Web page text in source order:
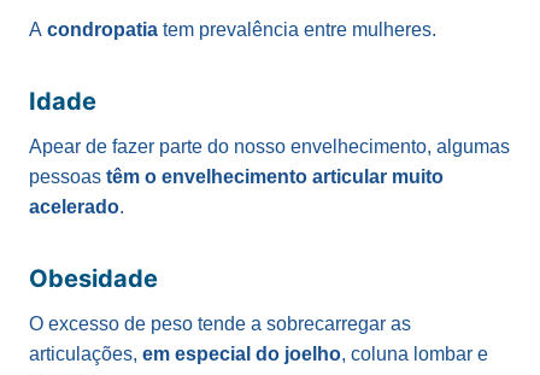
A condropatia tem prevalência entre mulheres.
Idade
Apear de fazer parte do nosso envelhecimento, algumas
pessoas têm o envelhecimento articular muito
acelerado.
Obesidade
O excesso de peso tende a sobrecarregar as
articulações, em especial do joelho, coluna lombar e